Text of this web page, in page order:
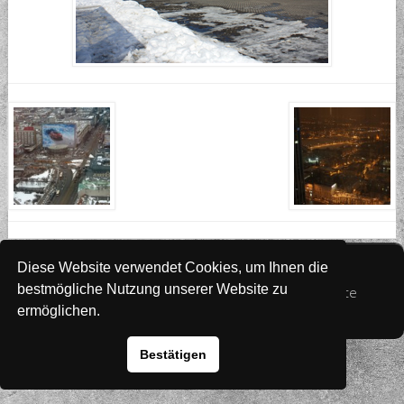
Websitewww.rada-it.com
© 2026 Australian Shepherd - Hovawart - Zuchtstätte
von Altwartenburg
Diese Website verwendet Cookies, um Ihnen die
bestmögliche Nutzung unserer Website zu
ermöglichen.
Bestätigen